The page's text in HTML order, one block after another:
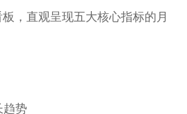
，直观呈现五大核心指标的月
趋势